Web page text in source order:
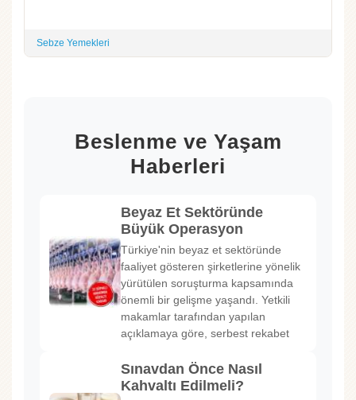
Sebze Yemekleri
Beslenme ve Yaşam
Haberleri
Beyaz Et Sektöründe
Büyük Operasyon
Türkiye'nin beyaz et sektöründe
faaliyet gösteren şirketlerine yönelik
yürütülen soruşturma kapsamında
önemli bir gelişme yaşandı. Yetkili
makamlar tarafından yapılan
açıklamaya göre, serbest rekabet
Sınavdan Önce Nasıl
Kahvaltı Edilmeli?